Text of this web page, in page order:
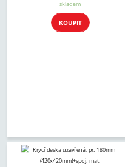
skladem
KOUPIT